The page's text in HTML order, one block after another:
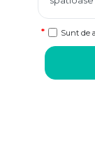
Sunt de